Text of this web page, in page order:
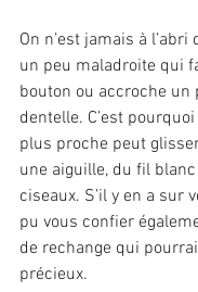
On n’est jamais à l’abri
un peu maladroite qui
bouton ou accroche un
dentelle. C’est
plus proche peut
une aiguille, du fil
ciseaux. S’il y en a sur
pu vous confier
de rechange qui
précieux.